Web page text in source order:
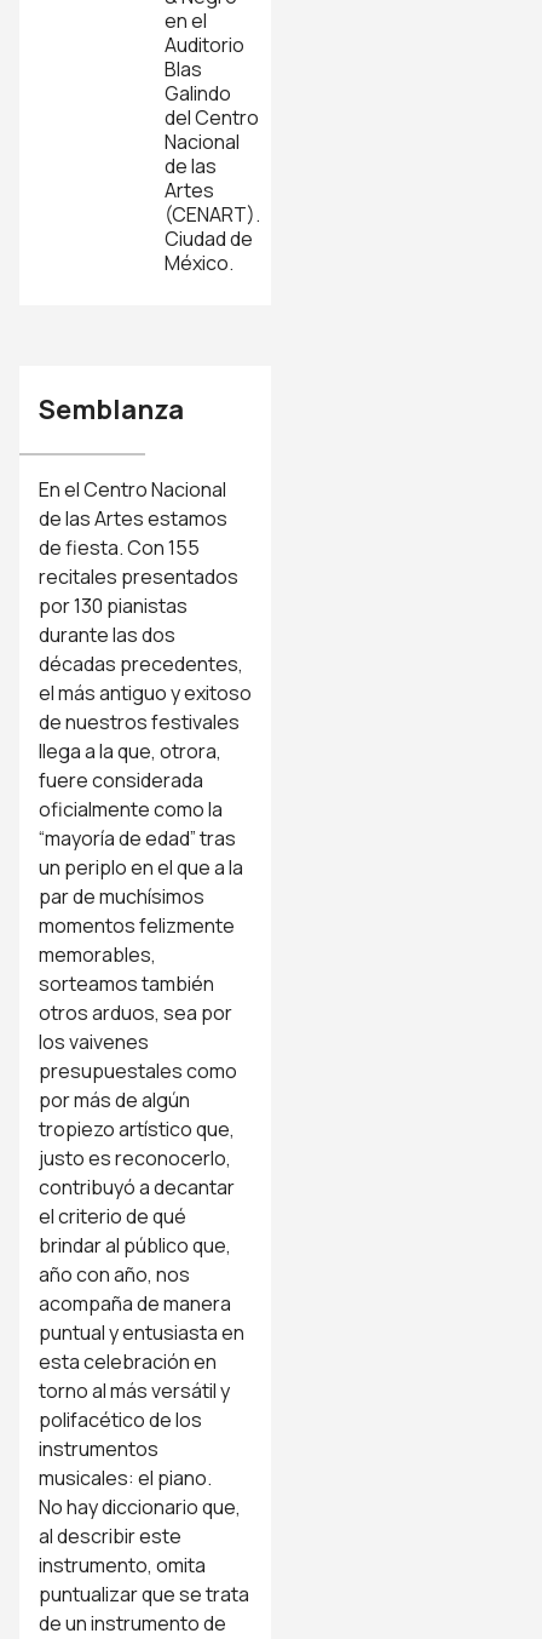
en el
Auditorio
Blas
Galindo
del Centro
Nacional
de las
Artes
(CENART).
Ciudad de
México.
Semblanza
En el Centro Nacional
de las Artes estamos
de fiesta. Con 155
recitales presentados
por 130 pianistas
durante las dos
décadas precedentes,
el más antiguo y exitoso
de nuestros festivales
llega a la que, otrora,
fuere considerada
oficialmente como la
“mayoría de edad” tras
un periplo en el que a la
par de muchísimos
momentos felizmente
memorables,
sorteamos también
otros arduos, sea por
los vaivenes
presupuestales como
por más de algún
tropiezo artístico que,
justo es reconocerlo,
contribuyó a decantar
el criterio de qué
brindar al público que,
año con año, nos
acompaña de manera
puntual y entusiasta en
esta celebración en
torno al más versátil y
polifacético de los
instrumentos
musicales: el piano.
No hay diccionario que,
al describir este
instrumento, omita
puntualizar que se trata
de un instrumento de